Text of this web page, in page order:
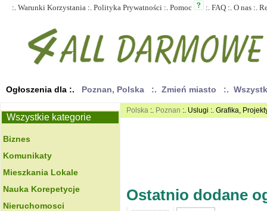
:. Warunki Korzystania :. Polityka Prywatności :. Pomoc :. FAQ :. O nas :.
Ogłoszenia dla :. Poznan, Polska :. Zmień miasto :.
Wszystkie kategorie
Biznes
Komunikaty
Mieszkania Lokale
Nauka Korepetycje
Nieruchomosci
Polska :. Poznan :. Uslugi :. Grafika,
Ostatnio dodane